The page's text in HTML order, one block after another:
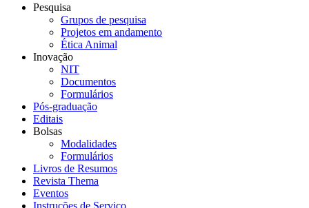
Pesquisa
Grupos de pesquisa
Projetos em andamento
Ética Animal
Inovação
NIT
Documentos
Formulários
Pós-graduação
Editais
Bolsas
Modalidades
Formulários
Livros de Resumos
Revista Thema
Eventos
Instruções de Serviço